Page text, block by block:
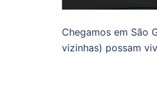
Chegamos em São
vizinhas) possam